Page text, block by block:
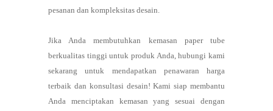
pesanan dan kompleksitas desain.
Jika Anda membutuhkan kemasan paper tube
berkualitas tinggi untuk produk Anda, hubungi kami
sekarang untuk mendapatkan penawaran harga
terbaik dan konsultasi desain! Kami siap membantu
Anda menciptakan kemasan yang sesuai dengan